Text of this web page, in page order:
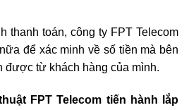
thanh toán, công ty FPT Telecom
để xác minh về số tiền mà bên
được từ khách hàng của mình.
FPT Telecom tiến hành lắp